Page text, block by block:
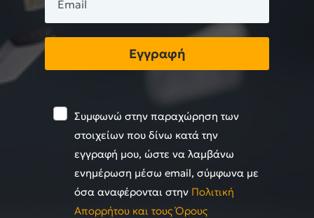
Εγγραφή
Συμφωνώ στην παραχώρηση των
στοιχείων που δίνω κατά την
εγγραφή μου, ώστε να λαμβάνω
ενημέρωση μέσω email, σύμφωνα με
όσα αναφέρονται στην Πολιτική
Απορρήτου και τους Όρους